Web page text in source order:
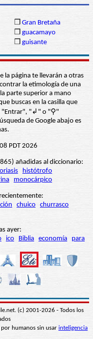
❒ Gran Bretaña
❒ guacamayo
❒ guisante
la página te llevarán a otras
la etimología de una
parte superior a mano
buscas en la casilla que
"Entrar", "↲" o "⚲"
de Google abajo es
PDT 2026
añadidas al diccionario:
histótrofo
monocárpico
chuico churrasco
ayer:
ico Biblia economía para
(c) 2001-2026 - Todos los
humanos sin usar inteligencia